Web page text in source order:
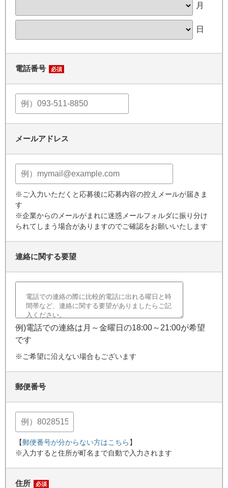
月
日
電話番号 必須
メールアドレス
※ご入力いただくと応募後に応募内容の控えメールが届きま
す
※企業からのメールがまれに迷惑メールフォルダに振り分け
られてしまう場合がありますのでご確認をお願いいたします
連絡に関する要望
例)電話での連絡は月～金曜日の18:00～21:00が希望
です
※ご希望に沿えない場合もございます
郵便番号
【郵便番号が分からない方はこちら 】
※入力すると住所が町名まで自動で入力されます
住所 必須